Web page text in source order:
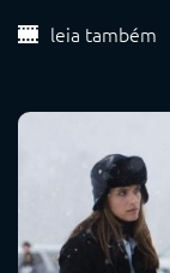
leia também